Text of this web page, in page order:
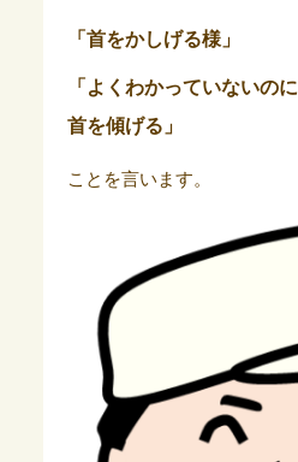
「首をかしげる様」
「よくわかっていないのに
首を傾げる」
ことを言います。